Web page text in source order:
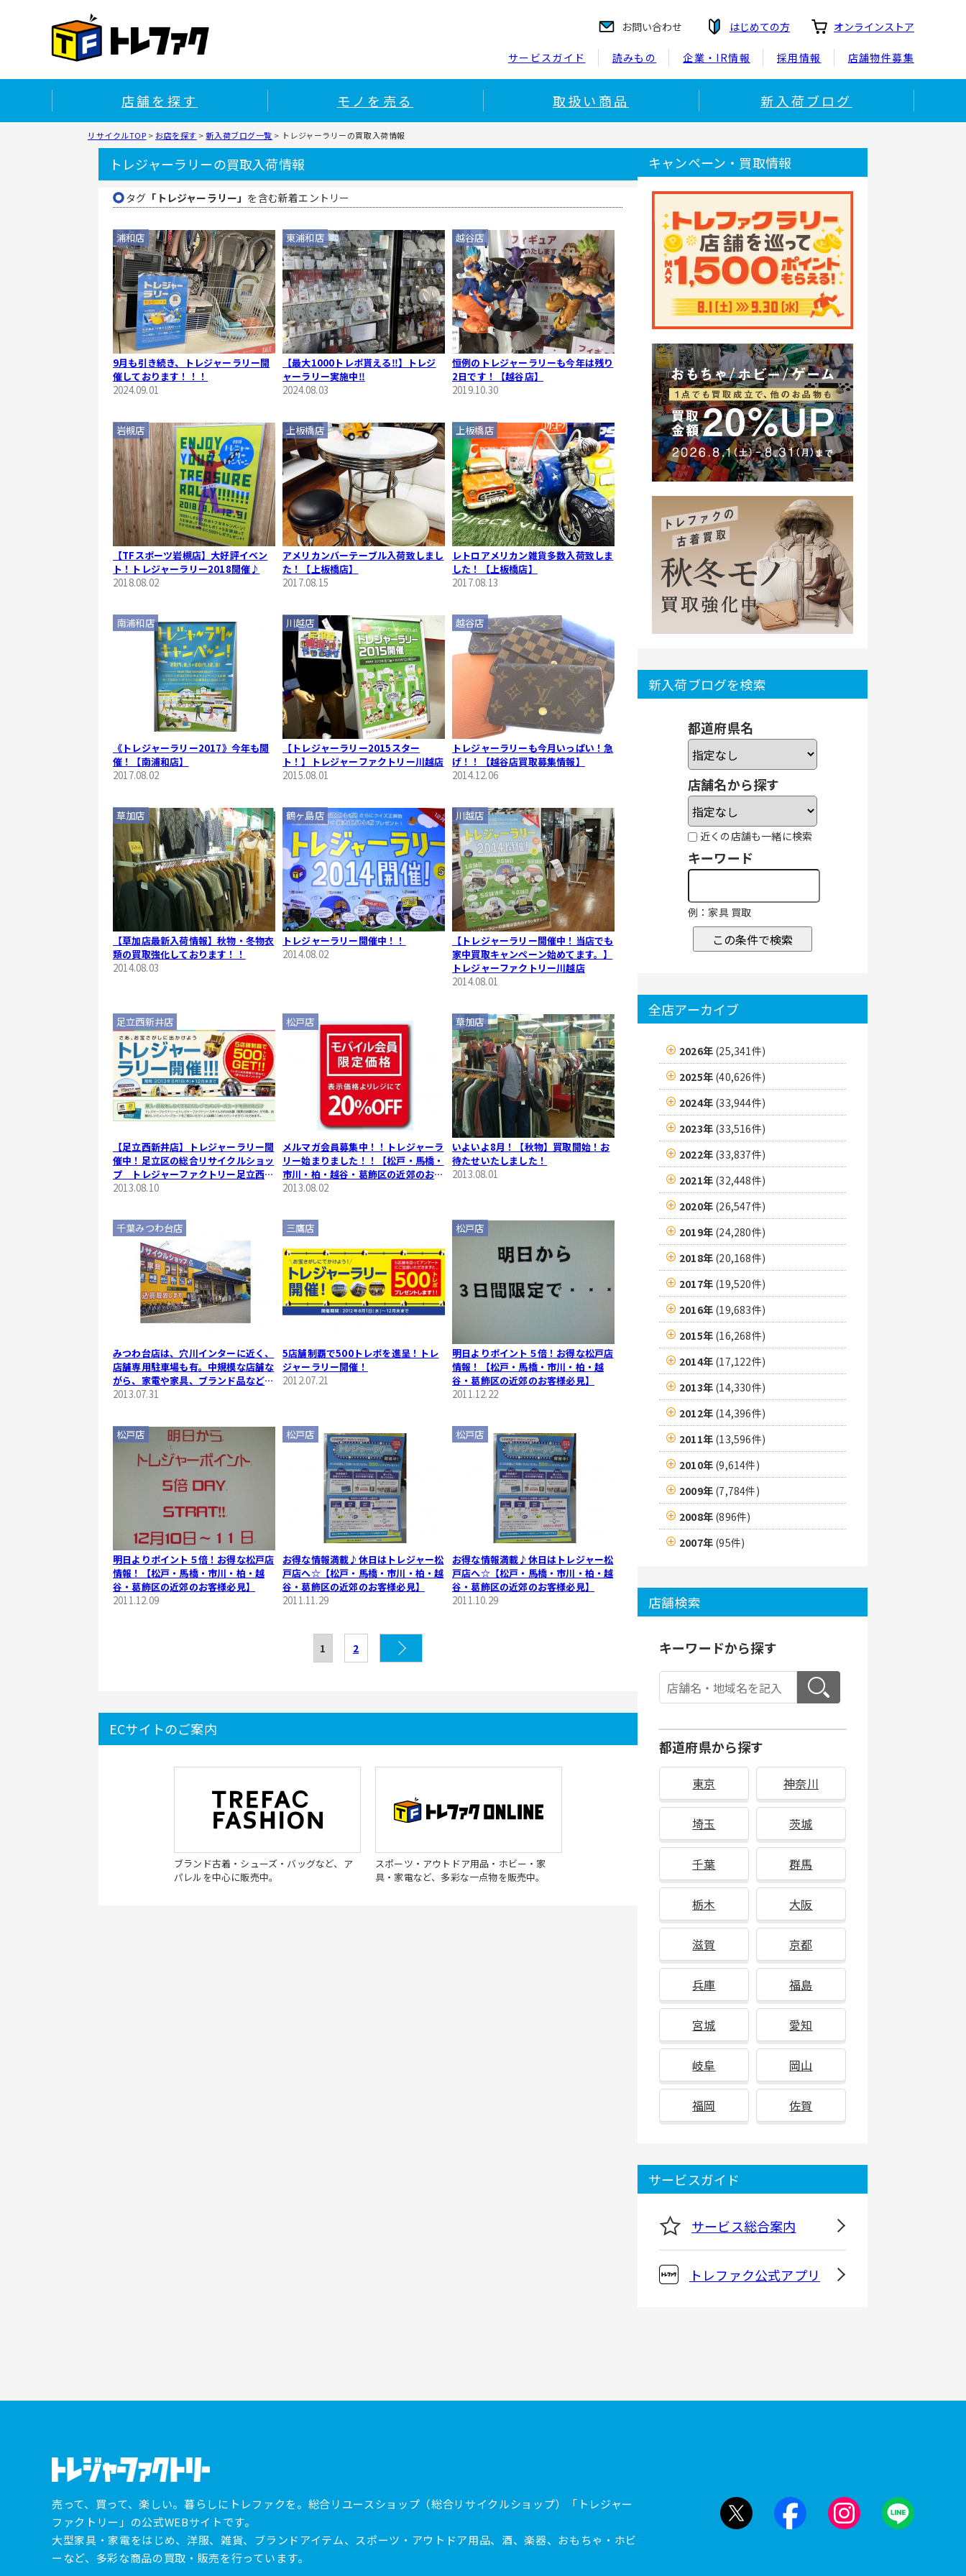
お問い合わせ はじめての方 オンラインストア
サービスガイド 読みもの 企業・IR情報 採用情報 店舗物件募集
店舗を探す モノを売る 取扱い商品 新入荷ブログ
リサイクルTOP > お店を探す >新入荷ブログ一覧 > トレジャーラリーの買取入荷情報
トレジャーラリーの買取入荷情報
タグ 「トレジャーラリー」 を含む新着エントリー
9月も引き続き、トレジャーラリー開
催しております！！！
2024.09.01
浦和店
【最大1000トレポ貰える‼】トレジ
ャーラリー実施中‼
2024.08.03
東浦和店
恒例のトレジャーラリーも今年は残り
2日です！【越谷店】
2019.10.30
越谷店
【TFスポーツ岩槻店】大好評イベン
ト！トレジャーラリー2018開催♪
2018.08.02
岩槻店
アメリカンバーテーブル入荷致しまし
た！【上板橋店】
2017.08.15
上板橋店
レトロアメリカン雑貨多数入荷致しま
した！【上板橋店】
2017.08.13
上板橋店
《トレジャーラリー2017》今年も開
催！【南浦和店】
2017.08.02
南浦和店
【トレジャーラリー2015スター
ト！】トレジャーファクトリー川越店
2015.08.01
川越店
トレジャーラリーも今月いっぱい！急
げ！！【越谷店買取募集情報】
2014.12.06
越谷店
【草加店最新入荷情報】秋物・冬物衣
類の買取強化しております！！
2014.08.03
草加店
トレジャーラリー開催中！！
2014.08.02
鶴ヶ島店
【トレジャーラリー開催中！当店でも
家中買取キャンペーン始めてます。】
トレジャーファクトリー川越店
2014.08.01
川越店
【足立西新井店】トレジャーラリー開
催中！足立区の総合リサイクルショッ
プ トレジャーファクトリー足立西新
井店
2013.08.10
足立西新井店
メルマガ会員募集中！！トレジャーラ
リー始まりました！！【松戸・馬橋・
市川・柏・越谷・葛飾区の近郊のお客
様必見】
2013.08.02
松戸店
いよいよ8月！【秋物】買取開始！お
待たせいたしました！
2013.08.01
草加店
みつわ台店は、穴川インターに近く、
店舗専用駐車場も有。中規模な店舗な
がら、家電や家具、ブランド品など多
岐にわたるお取り扱い!
2013.07.31
千葉みつわ台店
5店舗制覇で500トレポを進呈！トレ
ジャーラリー開催！
2012.07.21
三鷹店
明日よりポイント５倍！お得な松戸店
情報！【松戸・馬橋・市川・柏・越
谷・葛飾区の近郊のお客様必見】
2011.12.22
松戸店
明日よりポイント５倍！お得な松戸店
情報！【松戸・馬橋・市川・柏・越
谷・葛飾区の近郊のお客様必見】
2011.12.09
松戸店
お得な情報満載♪休日はトレジャー松
戸店へ☆【松戸・馬橋・市川・柏・越
谷・葛飾区の近郊のお客様必見】
2011.11.29
松戸店
お得な情報満載♪休日はトレジャー松
戸店へ☆【松戸・馬橋・市川・柏・越
谷・葛飾区の近郊のお客様必見】
2011.10.29
松戸店
1 2
ECサイトのご案内
ブランド古着・シューズ・バッグなど、ア
パレルを中心に販売中。
スポーツ・アウトドア用品・ホビー・家
具・家電など、多彩な一点物を販売中。
キャンペーン・買取情報
新入荷ブログを検索
都道府県名
店舗名から探す
近くの店舗も一緒に検索
キーワード
例：家具 買取
この条件で検索
全店アーカイブ
2026年 (25,341件)
2025年 (40,626件)
2024年 (33,944件)
2023年 (33,516件)
2022年 (33,837件)
2021年 (32,448件)
2020年 (26,547件)
2019年 (24,280件)
2018年 (20,168件)
2017年 (19,520件)
2016年 (19,683件)
2015年 (16,268件)
2014年 (17,122件)
2013年 (14,330件)
2012年 (14,396件)
2011年 (13,596件)
2010年 (9,614件)
2009年 (7,784件)
2008年 (896件)
2007年 (95件)
店舗検索
キーワードから探す
都道府県から探す
東京 神奈川
埼玉 茨城
千葉 群馬
栃木 大阪
滋賀 京都
兵庫 福島
宮城 愛知
岐阜 岡山
福岡 佐賀
サービスガイド
サービス総合案内
トレファク公式アプリ
売って、買って、楽しい。暮らしにトレファクを。総合リユースショップ（総合リサイクルショップ）「トレジャー
ファクトリー」の公式WEBサイトです。
大型家具・家電をはじめ、洋服、雑貨、ブランドアイテム、スポーツ・アウトドア用品、酒、楽器、おもちゃ・ホビ
ーなど、多彩な商品の買取・販売を行っています。